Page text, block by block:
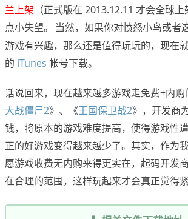
兰上架 （正式版在 2013.12.11 才会全球
点小失望。
当然，如果你对愤怒小鸟或者
游戏有兴趣，那么还是值得玩玩的，现在
的 iTunes 帐号下载。
话说回来，现在越来越多游戏走免费+内
大战僵尸2》、《王国保卫战2》，开发商
钱，将原本的游戏难度提高，使得游戏性
正的好游戏变得越来越少了。其实，作为
愿游戏收费无内购来得更实在，起码开发
在合理的范围，这样玩起来才会真正觉得紧